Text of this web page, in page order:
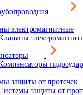
электромагнитные
защиты от протечек
защиты от